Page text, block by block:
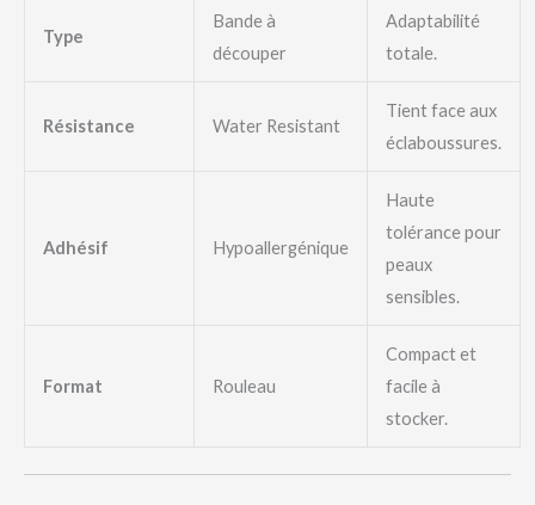
Type
Bande à
découper
Adaptabilité
totale.
Résistance Water Resistant
Tient face aux
éclaboussures.
Adhésif Hypoallergénique
Haute
tolérance pour
peaux
sensibles.
Format Rouleau
Compact et
facile à
stocker.